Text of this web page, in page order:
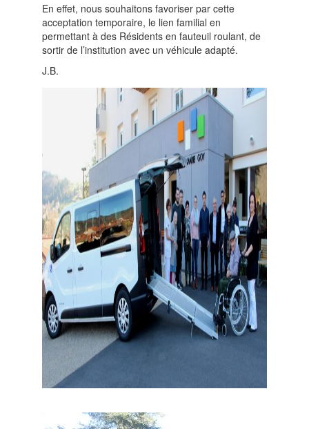
En effet, nous souhaitons favoriser par cette
acceptation temporaire, le lien familial en
permettant à des Résidents en fauteuil roulant, de
sortir de l’institution avec un véhicule adapté.
J.B.